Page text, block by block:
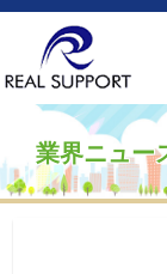
業界ニュー